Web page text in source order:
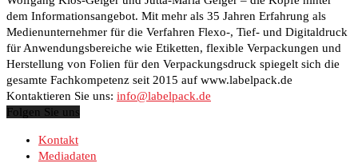
dem Informationsangebot. Mit mehr als 35 Jahren Erfahrung als
Medienunternehmer für die Verfahren Flexo-, Tief- und Digitaldruck
für Anwendungsbereiche wie Etiketten, flexible Verpackungen und
Herstellung von Folien für den Verpackungsdruck spiegelt sich die
gesamte Fachkompetenz seit 2015 auf www.labelpack.de
Kontaktieren Sie uns: info@labelpack.de
Folgen Sie uns
Kontakt
Mediadaten